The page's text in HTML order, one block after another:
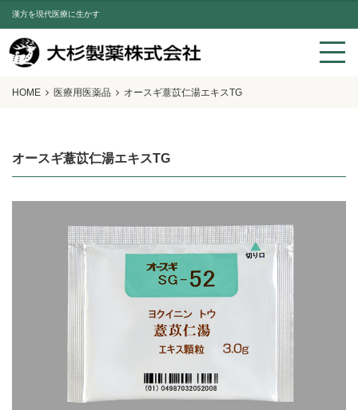
漢方を現代医療に生かす
HOME 医療用医薬品 オースギ薏苡仁湯エキスTG
オースギ薏苡仁湯エキスTG